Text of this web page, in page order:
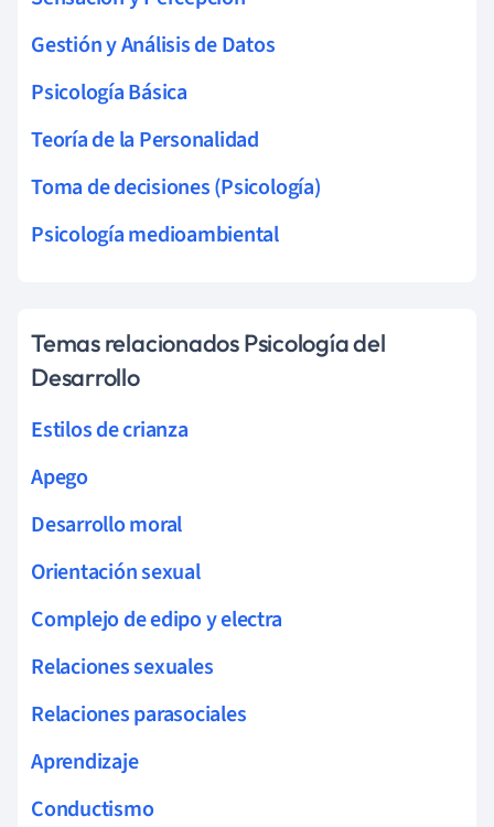
Gestión y Análisis de Datos
Psicología Básica
Teoría de la Personalidad
Toma de decisiones (Psicología)
Psicología medioambiental
Temas relacionados Psicología del
Desarrollo
Estilos de crianza
Apego
Desarrollo moral
Orientación sexual
Complejo de edipo y electra
Relaciones sexuales
Relaciones parasociales
Aprendizaje
Conductismo